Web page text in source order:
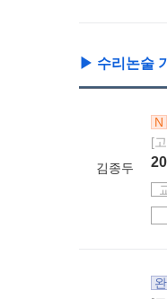
▶ 수리논술
김종두
N
[